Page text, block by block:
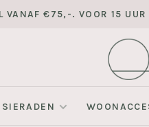
VANAF €75,-. VOOR 15
SIERADEN